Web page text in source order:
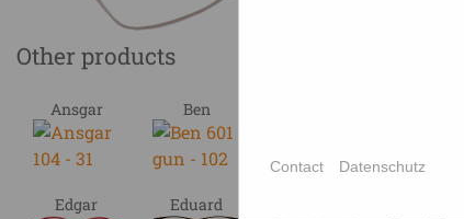
Other products
Ansgar Ben
Edgar Eduard
Contact Datenschutz